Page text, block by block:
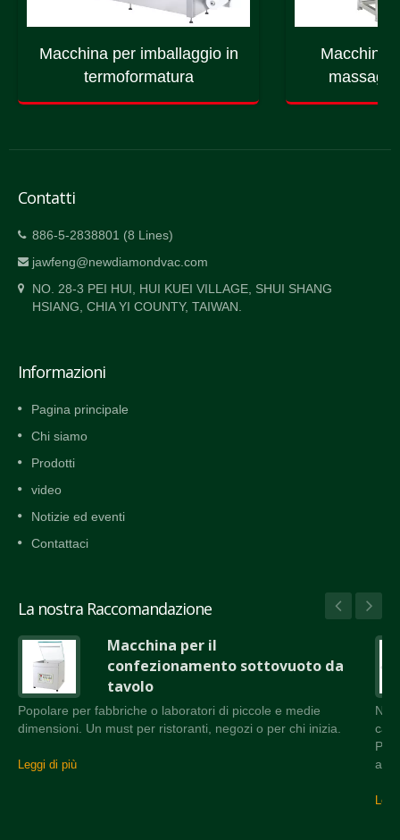
Macchina per imballaggio in
termoformatura
Macchina
Contatti
886-5-2838801 (8 Lines)
jawfeng@newdiamondvac.com
NO. 28-3 PEI HUI, HUI KUEI VILLAGE, SHUI SHANG
HSIANG, CHIA YI COUNTY, TAIWAN.
Informazioni
Pagina principale
Chi siamo
Prodotti
video
Notizie ed eventi
Contattaci
La nostra Raccomandazione
Macchina per il
confezionamento sottovuoto da
tavolo
Popolare per fabbriche o laboratori di piccole e medie
dimensioni. Un must per ristoranti, negozi o per chi inizia.
Leggi di più